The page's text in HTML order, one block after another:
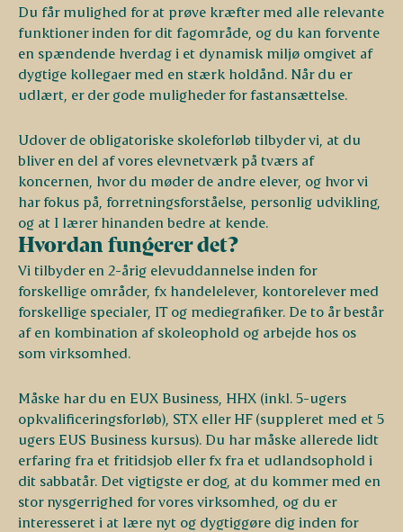
Du får mulighed for at prøve kræfter med alle relevante
funktioner inden for dit fagområde, og du kan forvente
en spændende hverdag i et dynamisk miljø omgivet af
dygtige kollegaer med en stærk holdånd. Når du er
udlært, er der gode muligheder for fastansættelse.
Udover de obligatoriske skoleforløb tilbyder vi, at du
bliver en del af vores elevnetværk på tværs af
koncernen, hvor du møder de andre elever, og hvor vi
har fokus på, forretningsforståelse, personlig udvikling,
og at I lærer hinanden bedre at kende.
Hvordan fungerer det?
Vi tilbyder en 2-årig elevuddannelse inden for
forskellige områder, fx handelelever, kontorelever med
forskellige specialer, IT og mediegrafiker. De to år består
af en kombination af skoleophold og arbejde hos os
som virksomhed.
Måske har du en EUX Business, HHX (inkl. 5-ugers
opkvalificeringsforløb), STX eller HF (suppleret med et 5
ugers EUS Business kursus). Du har måske allerede lidt
erfaring fra et fritidsjob eller fx fra et udlandsophold i
dit sabbatår. Det vigtigste er dog, at du kommer med en
stor nysgerrighed for vores virksomhed, og du er
interesseret i at lære nyt og dygtiggøre dig inden for